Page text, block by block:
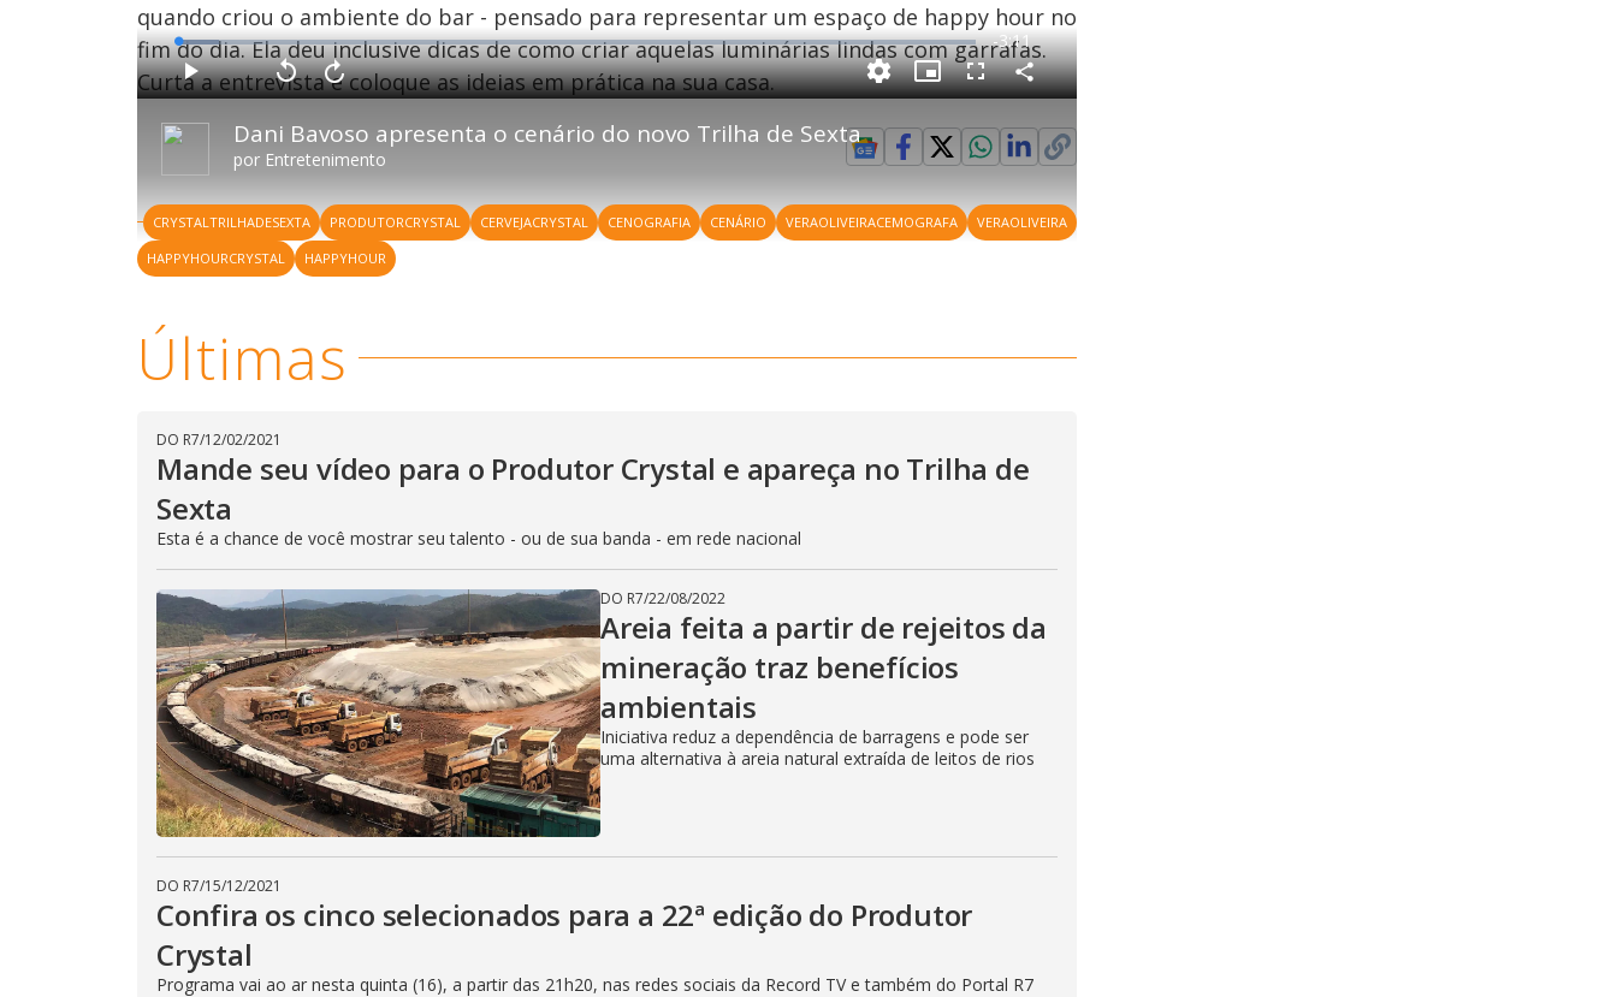
quando criou o ambiente do bar - pensado para representar um espaço de happy hour no
fim do dia. Ela deu inclusive dicas de como criar aquelas luminárias lindas com garrafas.
Curta a entrevista e coloque as ideias em prática na sua casa.
P
l
a
y
V
i
d
e
o
Dani Bavoso apresenta o cenário do novo Trilha de Sexta
por Entretenimento
P
l
y
V
o
1
u
d
s
A
v
n
ç
a
r
e
g
u
d
u
L
o
a
d
e
%
R
e
m
a
i
i
-3:11
e
l
o
c
P
i
t
u
r
e
P
F
u
l
s
c
r
C
o
p
r
t
a
r
CRYSTALTRILHADESEXTA PRODUTORCRYSTAL CERVEJACRYSTAL CENOGRAFIA CENÁRIO VERAOLIVEIRACEMOGRAFA
VERAOLIVEIRA
HAPPYHOURCRYSTAL
HAPPYHOUR
Últimas
DO R7/12/02/2021
Mande seu vídeo para o Produtor Crystal e apareça no Trilha de
Sexta
Esta é a chance de você mostrar seu talento - ou de sua banda - em rede nacional
DO R7/22/08/2022
Areia feita a partir de rejeitos da
mineração traz benefícios
ambientais
Iniciativa reduz a dependência de barragens e pode ser
uma alternativa à areia natural extraída de leitos de rios
DO R7/15/12/2021
Confira os cinco selecionados para a 22ª edição do Produtor
Crystal
Programa vai ao ar nesta quinta (16), a partir das 21h20, nas redes sociais da Record TV e também do Portal R7